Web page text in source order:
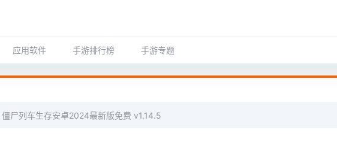
应用软件 手游排行榜 手游专题
僵尸列车生存安卓2024最新版免费 v1.14.5